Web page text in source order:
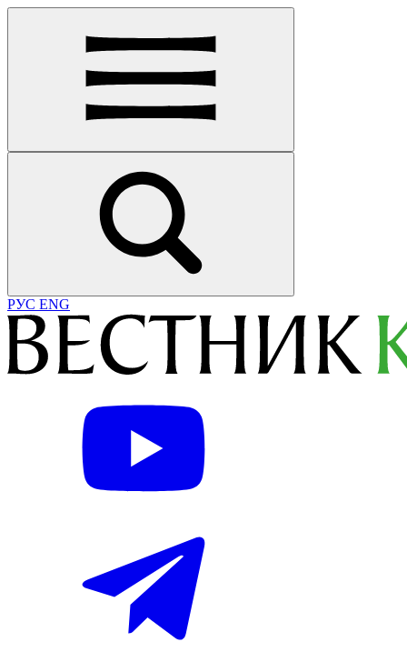
РУС ENG